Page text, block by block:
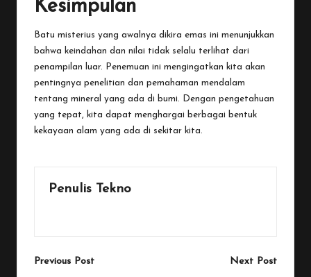
Kesimpulan
Batu misterius yang awalnya dikira emas ini menunjukkan
bahwa keindahan dan nilai tidak selalu terlihat dari
penampilan luar. Penemuan ini mengingatkan kita akan
pentingnya penelitian dan pemahaman mendalam
tentang mineral yang ada di bumi. Dengan pengetahuan
yang tepat, kita dapat menghargai berbagai bentuk
kekayaan alam yang ada di sekitar kita.
Penulis Tekno
Post
Previous Post Next Post